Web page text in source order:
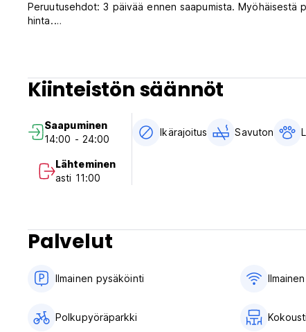
Peruutusehdot: 3 päivää ennen saapumista.
hinta.
Maksu saapumisen yhteydessä vain käteisellä.
Aamiainen ei sisälly hintaan.
Yleistä:
Vastaanotto klo 9.00-24.00 .
Ei ulkonaliikkumiskieltoa.
Kiinteistön säännöt
Saapuminen
14:00 - 24:00
Lähteminen
asti 11:00
Ikärajoitus Savuton
Palvelut
Ilmainen pysäköinti
Polkupyöräparkki